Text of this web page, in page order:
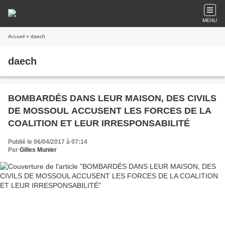
MENU
Accueil » daech
daech
BOMBARDÉS DANS LEUR MAISON, DES CIVILS
DE MOSSOUL ACCUSENT LES FORCES DE LA
COALITION ET LEUR IRRESPONSABILITÉ
Publié le 06/04/2017 à 07:14
Par Gilles Munier